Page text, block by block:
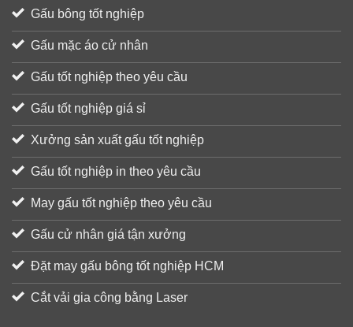
Gấu bông tốt nghiệp
Gấu mặc áo cử nhân
Gấu tốt nghiệp theo yêu cầu
Gấu tốt nghiệp giá sỉ
Xưởng sản xuất gấu tốt nghiệp
Gấu tốt nghiệp in theo yêu cầu
May gấu tốt nghiệp theo yêu cầu
Gấu cử nhân giá tận xưởng
Đặt may gấu bông tốt nghiệp HCM
Cắt vải gia công bằng Laser